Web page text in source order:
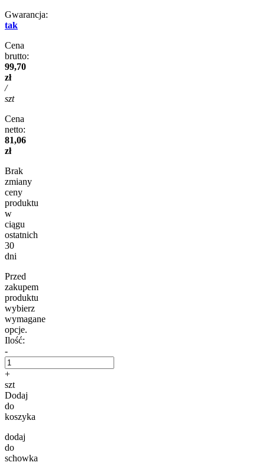
Gwarancja:
tak
Cena
brutto:
99,70
zł
/
szt
Cena
netto:
81,06
zł
Brak
zmiany
ceny
produktu
w
ciągu
ostatnich
30
dni
Przed
zakupem
produktu
wybierz
wymagane
opcje.
Ilość:
-
+
szt
Dodaj
do
koszyka
dodaj
do
schowka